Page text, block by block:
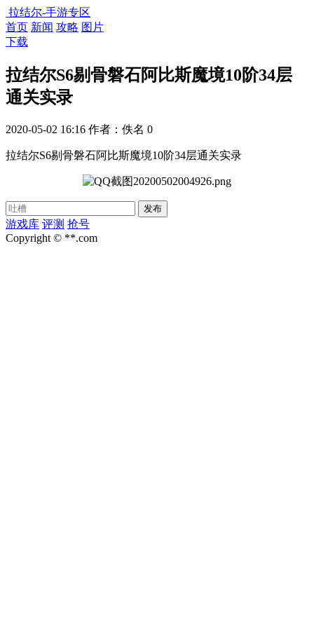
拉结尔-手游专区
首页 新闻 攻略 图片
下载
拉结尔S6剔骨磐石阿比斯魔境10阶34层
通关实录
2020-05-02 16:16 作者：佚名 0
拉结尔S6剔骨磐石阿比斯魔境10阶34层通关实录
游戏库 评测 抢号
Copyright © **.com